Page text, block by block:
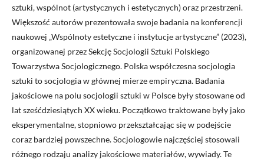
sztuki, wspólnot (artystycznych i estetycznych) oraz przestrzeni.
Większość autorów prezentowała swoje badania na konferencji
naukowej „Wspólnoty estetyczne i instytucje artystyczne” (2023),
organizowanej przez Sekcję Socjologii Sztuki Polskiego
Towarzystwa Socjologicznego. Polska współczesna socjologia
sztuki to socjologia w głównej mierze empiryczna. Badania
jakościowe na polu socjologii sztuki w Polsce były stosowane od
lat sześćdziesiątych XX wieku. Początkowo traktowane były jako
eksperymentalne, stopniowo przekształcając się w podejście
coraz bardziej powszechne. Socjologowie najczęściej stosowali
różnego rodzaju analizy jakościowe materiałów, wywiady. Te